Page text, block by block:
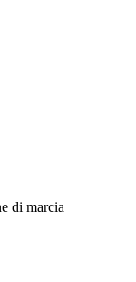
di marcia